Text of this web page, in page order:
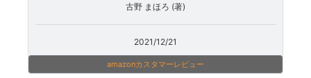
古野 まほろ (著)
2021/12/21
amazonカスタマーレビュー